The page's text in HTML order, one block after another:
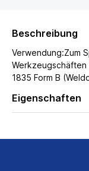
Beschreibung
Verwendung:Zum
Werkzeugschäften
1835 Form B
Eigenschaften